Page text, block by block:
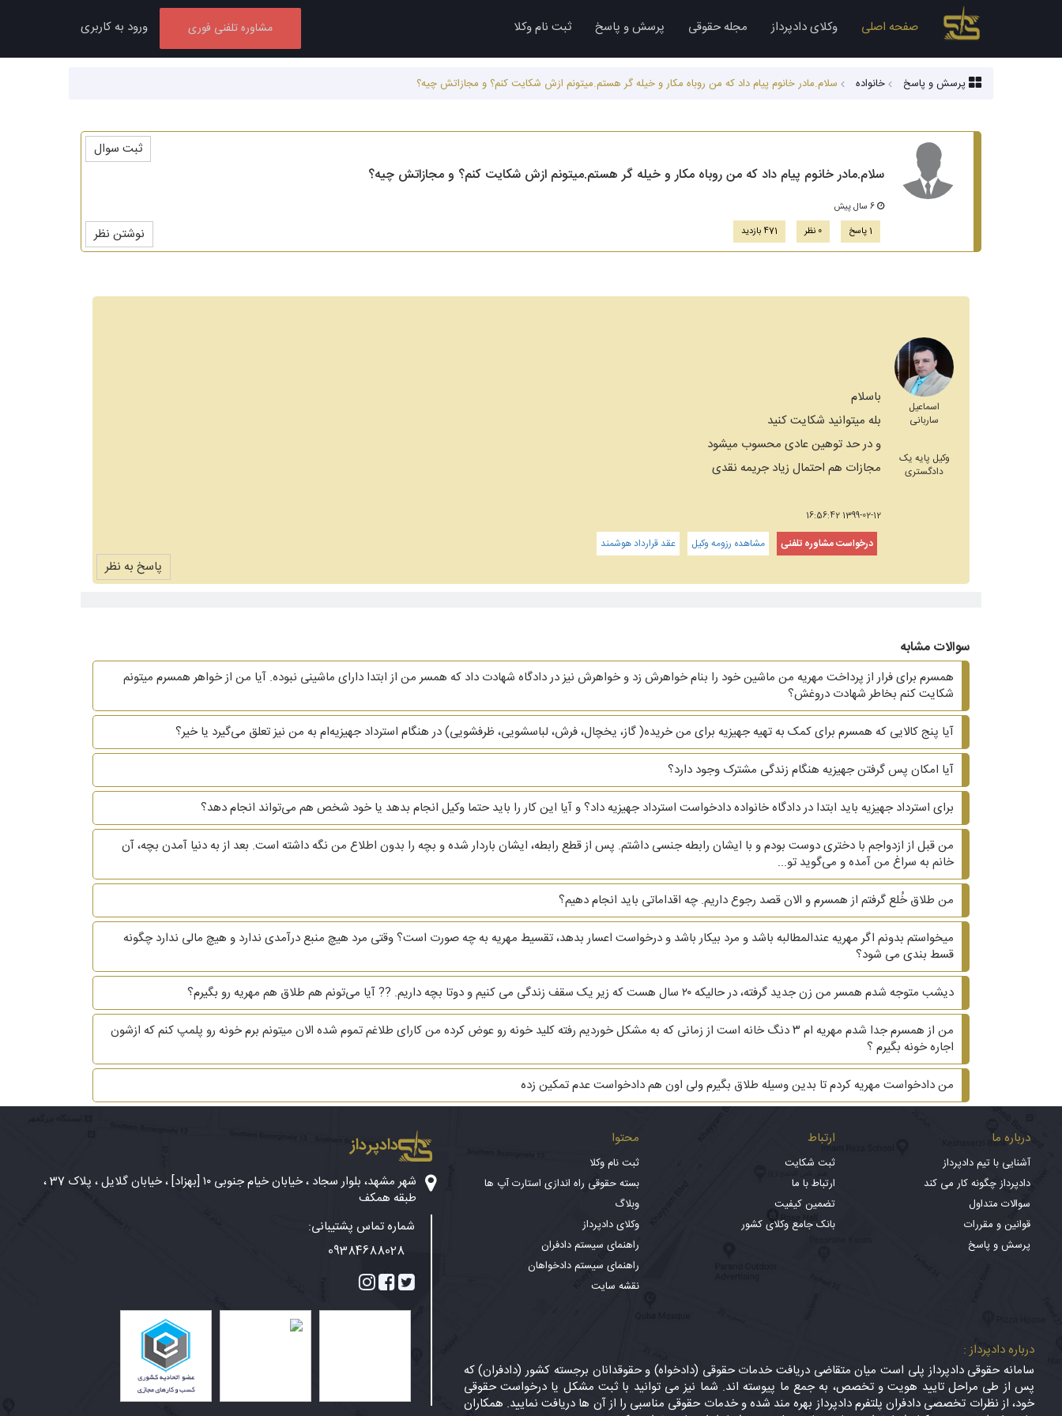
صفحه اصلی وکلای دادپرداز مجله حقوقی پرسش و پاسخ ثبت نام وکلا مشاوره تلفنی فوری ورود به کاربری
پرسش و پاسخ خانواده سلام.مادر خانوم پیام داد که من روباه مکار و خیله گر هستم.میتونم ازش شکایت کنم؟ و مجازاتش چیه؟
سلام.مادر خانوم پیام داد که من روباه مکار و خیله گر هستم.میتونم ازش شکایت کنم؟ و مجازاتش چیه؟
6 سال پیش
1 پاسخ
0 نظر 471 بازدید نوشتن نظر
ثبت سوال
اسماعیل
ساربانی
وکیل پایه یک
دادگستری
باسلام
بله میتوانید شکایت کنید
و در حد توهین عادی محسوب میشود
مجازات هم احتمال زیاد جریمه نقدی
1399-02-12 16:56:42
درخواست مشاوره تلفنی مشاهده رزومه وکیل عقد قرارداد هوشمند
پاسخ به نظر
سوالات مشابه
همسرم برای فرار از پرداخت مهریه من ماشین خود را بنام خواهرش زد و خواهرش نیز در دادگاه شهادت داد که همسر من از ابتدا دارای ماشینی نبوده. آیا من از خواهر همسرم میتونم
شکایت کنم بخاطر شهادت دروغش؟
آیا پنج کالایی که همسرم برای کمک به تهیه جهیزیه برای من خریده( گاز، یخچال، فرش، لباسشویی، ظرفشویی)‌ در هنگام استرداد جهیزیه‌ام به من نیز تعلق می‌گیرد یا خیر؟
آیا امکان پس گرفتن جهیزیه هنگام زندگی مشترک وجود دارد؟
برای استرداد جهیزیه باید ابتدا در دادگاه خانواده دادخواست استرداد جهیزیه داد؟ و آیا این کار را باید حتما وکیل انجام بدهد یا خود شخص هم می‌تواند انجام دهد؟
من قبل از ازدواجم با دختری دوست بودم و با ایشان رابطه جنسی داشتم. پس از قطع رابطه، ایشان باردار شده و بچه را بدون اطلاع من نگه داشته است. بعد از به دنیا آمدن بچه، آن
خانم به سراغ من آمده و می‌گوید تو...
من طلاق خُلع گرفتم از همسرم و الان قصد رجوع داریم. چه اقداماتی باید انجام دهیم؟
میخواستم بدونم اگر مهریه عندالمطالبه باشد و مرد بیکار باشد و درخواست اعسار بدهد، تقسیط مهریه به چه صورت است؟ وقتی مرد هیچ منبع درآمدی ندارد و هیچ مالی ندارد چگونه
قسط بندی می شود؟
دیشب متوجه شدم همسر من زن جدید گرفته، در حالیکه ۲۰ سال هست که زیر یک سقف زندگی می کنیم و دوتا بچه داریم. ?? آیا می‌تونم هم طلاق هم مهریه رو بگیرم؟
من از همسرم جدا شدم مهریه ام ۳ دنگ خانه است از زمانی که به مشکل خوردیم رفته کلید خونه رو عوض کرده من کارای طلاغم تموم شده الان میتونم برم خونه رو پلمپ کنم که ازشون
اجاره خونه بگیرم ؟
من دادخواست مهریه کردم تا بدین وسیله طلاق بگیرم ولی اون هم دادخواست عدم تمکین زده
درباره ما
آشنایی با تیم دادپرداز
دادپرداز چگونه کار می کند
سوالات متداول
قوانین و مقررات
پرسش و پاسخ
ارتباط
ثبت شکایت
ارتباط با ما
تضمین کیفیت
بانک جامع وکلای کشور
محتوا
ثبت نام وکلا
بسته حقوقی راه اندازی استارت آپ ها
وبلاگ
وکلای دادپرداز
راهنمای سیستم دادفران
راهنمای سیستم دادخواهان
نقشه سایت
درباره دادپرداز :
سامانه حقوقی دادپرداز پلی است میان متقاضی دریافت خدمات حقوقی (دادخواه) و حقوقدانان برجسته کشور (دادفران) که
پس از طی مراحل تایید هویت و تخصص، به جمع ما پیوسته اند. شما نیز می توانید با ثبت مشکل یا درخواست حقوقی
خود، از نظرات تخصصی دادفران پلتفرم دادپرداز بهره مند شده و خدمات حقوقی مناسبی را از آن ها دریافت نمایید. همکاران
دادپرداز
شهر مشهد، بلوار سجاد ، خیابان خیام جنوبی ۱۰ [بهزاد] ، خیابان گلایل ، پلاک 37 ،
طبقه همکف
شماره تماس پشتیبانی:
09384688028